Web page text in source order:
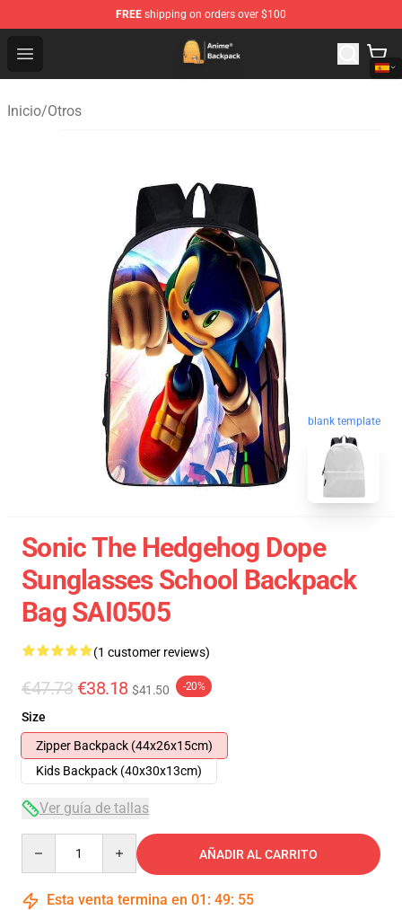
FREE shipping on orders over $100
Open menu
Anime Backpack Shop - Official Anime Backpack Store
Inicio/Otros
blank template
Sonic The Hedgehog Dope
Sunglasses School Backpack
Bag SAI0505
(1 customer reviews)
€47.73 €38.18 $41.50 -20%
Size
Zipper Backpack (44x26x15cm)
Kids Backpack (40x30x13cm)
Ver guía de tallas
AÑADIR AL CARRITO
Esta venta termina en 01 : 49: 54